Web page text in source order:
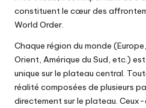
constituent le cœur des
World Order.
Chaque région du monde
Orient, Amérique du Sud, etc.)
unique sur le plateau central.
réalité composées de plusieurs
directement sur le plateau.